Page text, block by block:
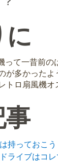
に
って一昔前
が多かったよ
トロ扇風機オ
事
持っておこ
ライブはコ